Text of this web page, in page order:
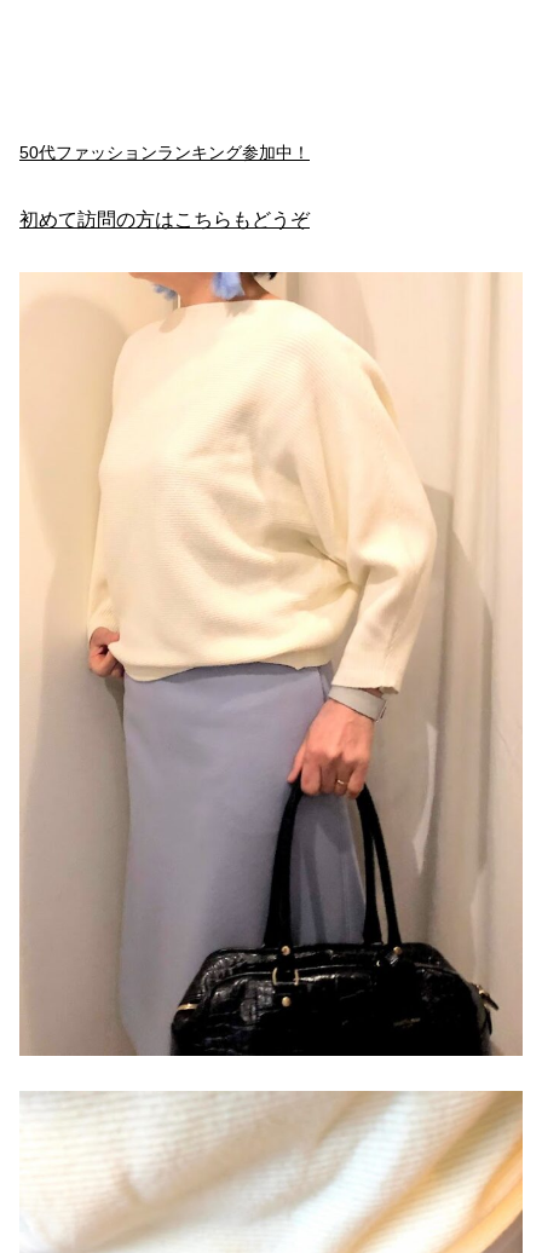
50代ファッションランキング参加中！
初めて訪問の方はこちらもどうぞ